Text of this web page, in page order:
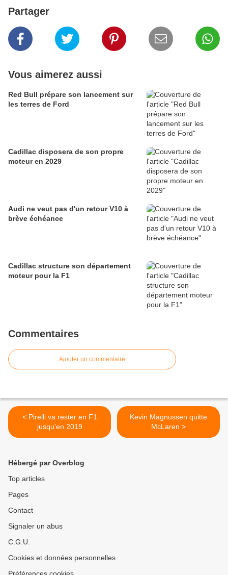
Partager
Vous aimerez aussi
Red Bull prépare son lancement sur
les terres de Ford
Cadillac disposera de son propre
moteur en 2029
Audi ne veut pas d'un retour V10 à
brève échéance
Cadillac structure son département
moteur pour la F1
Commentaires
Ajouter un commentaire
< Pirelli va rester en F1
jusqu'en 2019
Kevin Magnussen quitte
McLaren >
Hébergé par Overblog
Top articles
Pages
Contact
Signaler un abus
C.G.U.
Cookies et données personnelles